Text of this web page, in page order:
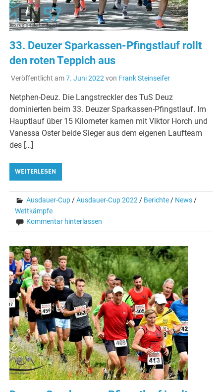
33. Deuzer Sparkassen-Pfingstlauf rollt
den roten Teppich aus
Veröffentlicht am7. Juni 2022 von Frank Steinseifer
Netphen-Deuz. Die Langstreckler des TuS Deuz
dominierten beim 33. Deuzer Sparkassen-Pfingstlauf. Im
Hauptlauf über 15 Kilometer kamen mit Viktor Horch und
Vanessa Oster beide Sieger aus dem eigenen Laufteam
des […]
WEITERLESEN
Ausdauer-Cup /Ausdauer-Cup 2022 / Berichte / News /
Wettkämpfe
Kommentar hinterlassen